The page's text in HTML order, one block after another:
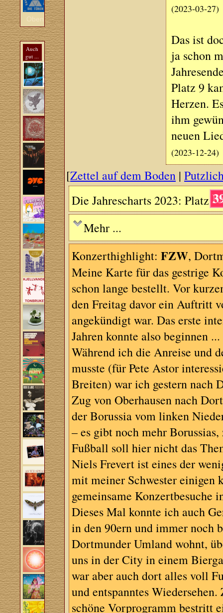
Oben
Auch
gut ...
(2023-03-27)
Das ist
ja schon
Platz 9
Herzen.
ihm
neuen
(2023-12-24)
[Zettel auf dem Boden |
Die Jahrescharts 2023: Platz
Mehr ...
Konzerthighlight:FZW,
Meine Karte für das gestrige
schon lange bestellt. Vor
den Freitag davor ein Auftritt
angekündigt war. Das erste
Jahren konnte also beginnen ...
Während ich die Anreise und
musste (für Pete Astor
Breiten) war ich gestern nach
Zug von Oberhausen nach
der Borussia vom linken
– es gibt noch mehr
Fußball soll hier nicht das
Niels Frevert ist eines der
mit meiner Schwester einigen
gemeinsame Konzertbesuche
Dieses Mal konnte ich auch
in den 90ern und immer noch
Dortmunder Umland wohnt,
uns in der City in einem
war aber auch dort alles voll
und entspanntes
schöne Vorprogramm bestritt